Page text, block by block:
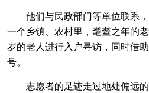
他们与民政部门等单位联系，
一个乡镇、农村里，耄耋之年的
岁的老人进行入户寻访，同时借
号。
志愿者的足迹走过地处偏远的